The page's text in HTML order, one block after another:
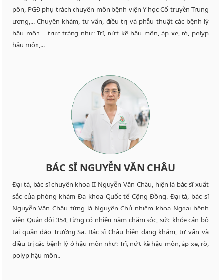
pôn, PGĐ phụ trách chuyên môn bệnh viện Y học Cổ truyền Trung
ương,... Chuyên khám, tư vấn, điều trị và phẫu thuật các bệnh lý
hậu môn – trực tràng như: Trĩ, nứt kẽ hậu môn, áp xe, rò, polyp
hậu môn,...
BÁC SĨ NGUYỄN VĂN CHÂU
Đại tá, bác sĩ chuyên khoa II Nguyễn Văn Châu, hiện là bác sĩ xuất
sắc của phòng khám Đa khoa Quốc tế Cộng Đồng. Đại tá, bác sĩ
Nguyễn Văn Châu từng là Nguyên Chủ nhiệm khoa Ngoại bệnh
viện Quân đội 354, từng có nhiều năm chăm sóc, sức khỏe cán bộ
tại quần đảo Trường Sa. Bác sĩ Châu hiện đang khám, tư vấn và
điều trị các bệnh lý ở hậu môn như: Trĩ, nứt kẽ hậu môn, áp xe, rò,
polyp hậu môn..